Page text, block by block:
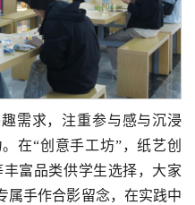
需求，注重参与感与沉浸
在“创意手工坊”，纸艺创
富品类供学生选择，大家
属手作合影留念，在实践中